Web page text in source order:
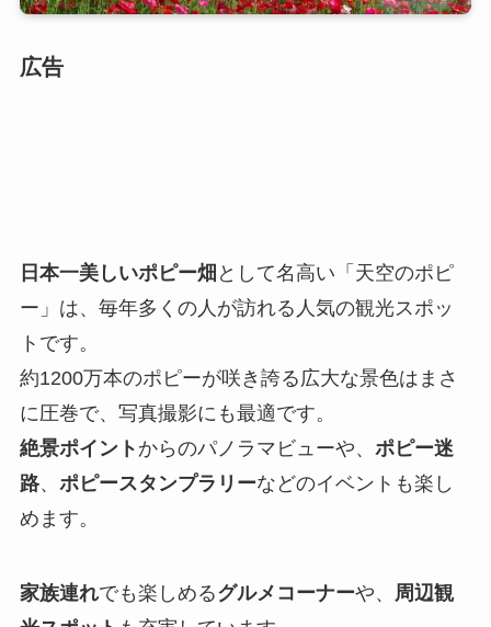
広告
日本一美しいポピー畑 として名高い「天空のポピ
ー」は、毎年多くの人が訪れる人気の観光スポッ
トです。
約1200万本のポピーが咲き誇る広大な景色はまさ
に圧巻で、写真撮影にも最適です。
絶景ポイント からのパノラマビューや、 ポピー迷
路、 ポピースタンプラリーなどのイベントも楽し
めます。
家族連れでも楽しめるグルメコーナーや、
周辺観